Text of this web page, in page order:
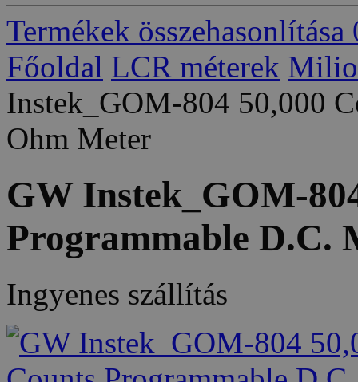
Termékek összehasonlítása
Főoldal LCR méterek
Instek_GOM-804 50,000
Ohm Meter
GW Instek_GOM-
Programmable D.C.
Ingyenes szállítás